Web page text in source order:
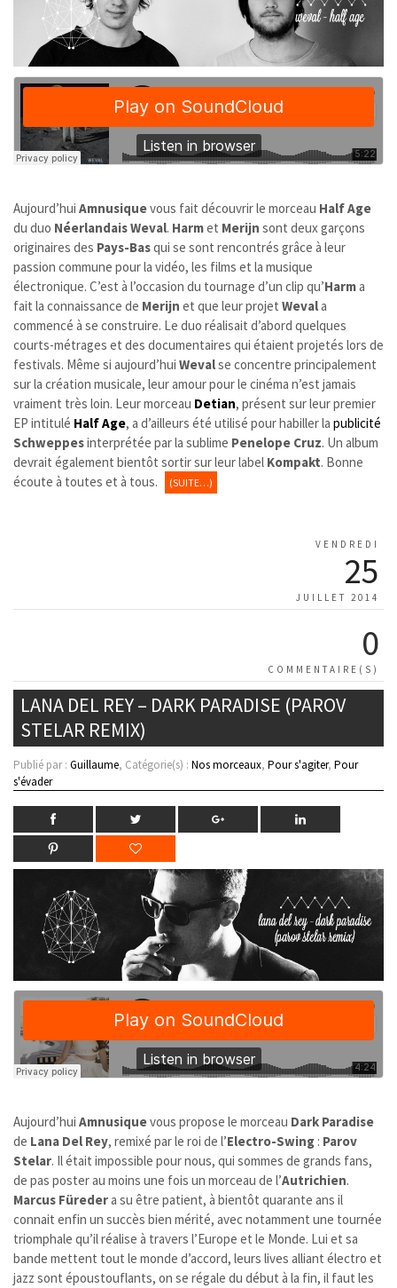
Aujourd’hui Amnusiquevous fait découvrir le morceau Half Age
du duo NéerlandaisWeval. Harmet Merijn sont deux garçons
originaires des Pays-Basqui se sont rencontrés grâce à leur
passion commune pour la vidéo, les films et la musique
électronique. C’est à l’occasion du tournage d’un clip qu’Harma
fait la connaissance de Merijn et que leur projet Wevala
commencé à se construire. Le duo réalisait d’abord quelques
courts-métrages et des documentaires qui étaient projetés lors de
festivals. Même si aujourd’hui Wevalse concentre principalement
sur la création musicale, leur amour pour le cinéma n’est jamais
vraiment très loin. Leur morceau Detian, présent sur leur premier
EP intitulé Half Age, a d’ailleurs été utilisé pour habiller la publicité
Schweppesinterprétée par la sublime Penelope Cruz. Un album
devrait également bientôt sortir sur leur label Kompakt. Bonne
écoute à toutes et à tous.
(SUITE…)
VENDREDI
25
JUILLET 2014
0
COMMENTAIRE(S)
LANA DEL REY – DARK PARADISE (PAROV
STELAR REMIX)
Publié par : Guillaume, Catégorie(s) : Nos morceaux, Pour s'agiter, Pour
s'évader
Aujourd’hui Amnusiquevous propose le morceau Dark Paradise
de Lana Del Rey, remixé par le roi de l’Electro-Swing : Parov
Stelar. Il était impossible pour nous, qui sommes de grands fans,
de pas poster au moins une fois un morceau de l’Autrichien.
Marcus Füredera su être patient, à bientôt quarante ans il
connait enfin un succès bien mérité, avec notamment une tournée
triomphale qu’il réalise à travers l’Europe et le Monde. Lui et sa
bande mettent tout le monde d’accord, leurs lives alliant électro et
jazz sont époustouflants, on se régale du début à la fin, il faut les